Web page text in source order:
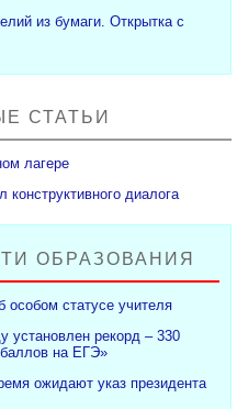
из бумаги. Открытка с
СТАТЬИ
лагере
диалога
ОБРАЗОВАНИЯ
особом статусе учителя
установлен рекорд – 330
на ЕГЭ»
ожидают указ президента